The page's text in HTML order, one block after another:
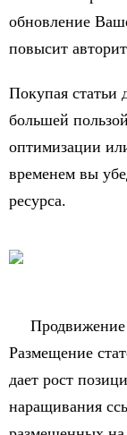
обновление
повысит
Покупая статьи
большей
оптимизации
временем вы
ресурса.
Продвижение
Размещение
дает рост
наращивания